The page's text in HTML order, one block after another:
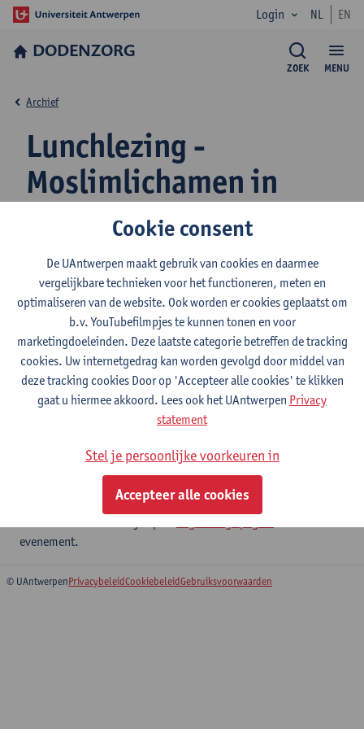
Login NL EN
DODENZORG
MENU
ZOEK
Lunchlezing -
Moslimlichamen in
seculiere Europese
begraafplaatsen
Lezing met dr. Nur Yasemin Ural
Archief
Datum:11 September 2025
Locatie:Universiteit Antwerpen, Vergaderzaal S.SJ.024 – Het
Brantijser, Sint-Jacobsmarkt 9–13, 2000 Antwerp. Livestream
evenement.
© UAntwerpenPrivacybeleidCookiebeleidGebruiksvoorwaarden
Cookie consent
De UAntwerpen maakt gebruik van cookies en daarmee
vergelijkbare technieken voor het functioneren, meten en
optimaliseren van de website. Ook worden er cookies geplaatst om
b.v. YouTubefilmpjes te kunnen tonen en voor
marketingdoeleinden. Deze laatste categorie betreffen de tracking
cookies. Uw internetgedrag kan worden gevolgd door middel van
deze tracking cookies Door op 'Accepteer alle cookies' te klikken
gaat u hiermee akkoord. Lees ook het UAntwerpen Privacy
statement
Stel je persoonlijke voorkeuren in
Accepteer alle cookies